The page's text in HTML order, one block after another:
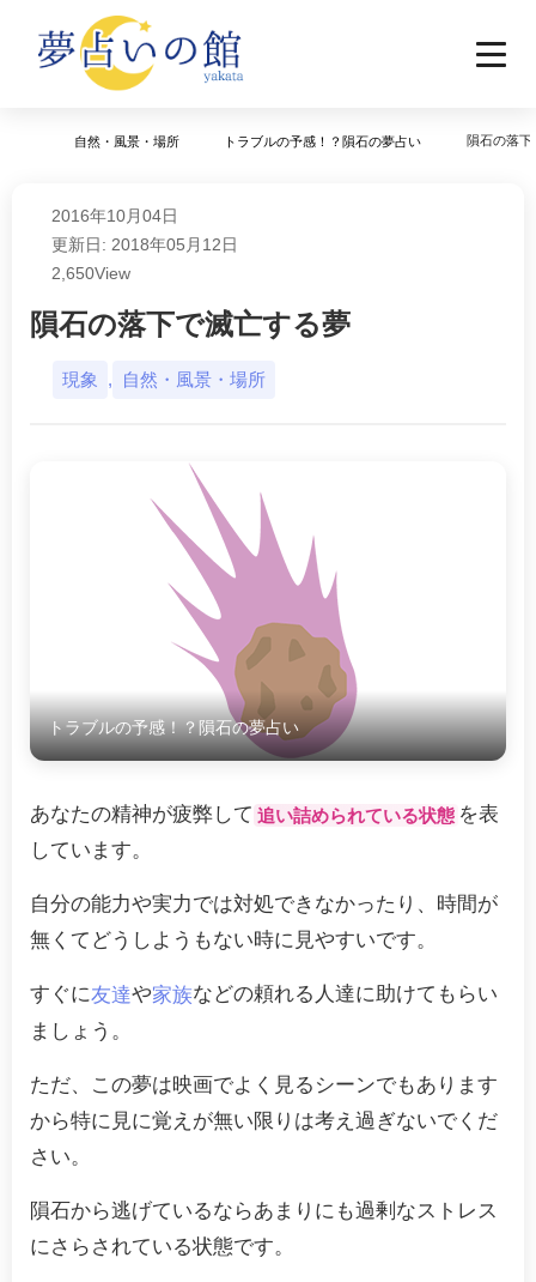
自然・風景・場所 トラブルの予感！？隕石の夢占い 隕石の落下
2016年10月04日
更新日: 2018年05月12日
2,650View
隕石の落下で滅亡する夢
現象 , 自然・風景・場所
トラブルの予感！？隕石の夢占い
あなたの精神が疲弊して 追い詰められている状態 を表
しています。
自分の能力や実力では対処できなかったり、時間が
無くてどうしようもない時に見やすいです。
すぐに友達や家族などの頼れる人達に助けてもらい
ましょう。
ただ、この夢は映画でよく見るシーンでもあります
から特に見に覚えが無い限りは考え過ぎないでくだ
さい。
隕石から逃げているならあまりにも過剰なストレス
にさらされている状態です。